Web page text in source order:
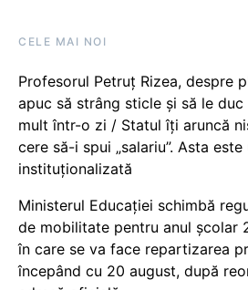
CELE MAI NOI
Profesorul Petruț Rizea, despre
apuc să strâng sticle și să le duc
mult într-o zi / Statul îți aruncă
cere să-i spui „salariu”. Asta
instituționalizată
Ministerul Educației schimbă
de mobilitate pentru anul școlar
în care se va face repartizarea
începând cu 20 august, după